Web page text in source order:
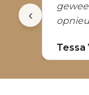
‹
Tessa